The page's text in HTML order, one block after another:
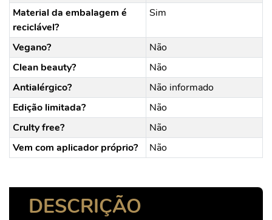
Material da embalagem é
reciclável?
Sim
Vegano?
Não
Clean beauty?
Não
Antialérgico?
Não informado
Edição limitada?
Não
Crulty free?
Não
Vem com aplicador próprio?
Não
DESCRIÇÃO